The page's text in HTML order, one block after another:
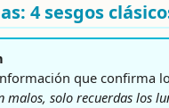
4 sesgos
que confirma
malos, solo recuerdas los